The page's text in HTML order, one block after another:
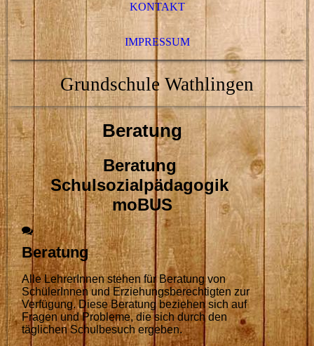
KONTAKT
IMPRESSUM
Grundschule Wathlingen
Beratung
Beratung
Schulsozialpädagogik
moBUS
Beratung
Alle LehrerInnen stehen für Beratung von
SchülerInnen und Erziehungsberechtigten zur
Verfügung. Diese Beratung beziehen sich auf
Fragen und Probleme, die sich durch den
täglichen Schulbesuch ergeben.